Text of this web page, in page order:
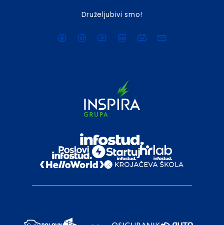
Druželjubivi smo!